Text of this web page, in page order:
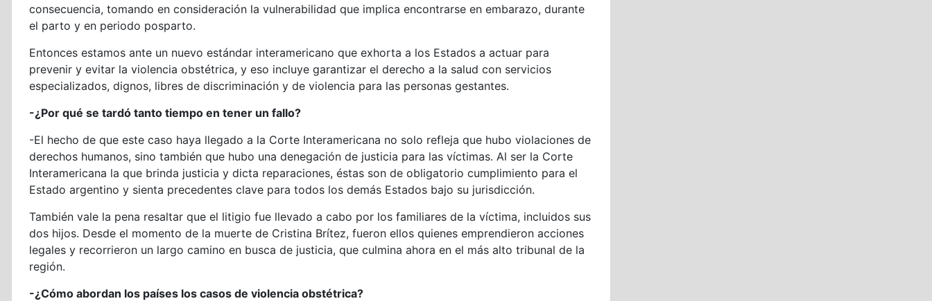
consecuencia, tomando en consideración la vulnerabilidad que implica encontrarse en embarazo, durante
el parto y en periodo posparto.
Entonces estamos ante un nuevo estándar interamericano que exhorta a los Estados a actuar para
prevenir y evitar la violencia obstétrica, y eso incluye garantizar el derecho a la salud con servicios
especializados, dignos, libres de discriminación y de violencia para las personas gestantes.
-¿Por qué se tardó tanto tiempo en tener un fallo?
-El hecho de que este caso haya llegado a la Corte Interamericana no solo refleja que hubo violaciones de
derechos humanos, sino también que hubo una denegación de justicia para las víctimas. Al ser la Corte
Interamericana la que brinda justicia y dicta reparaciones, éstas son de obligatorio cumplimiento para el
Estado argentino y sienta precedentes clave para todos los demás Estados bajo su jurisdicción.
También vale la pena resaltar que el litigio fue llevado a cabo por los familiares de la víctima, incluidos sus
dos hijos. Desde el momento de la muerte de Cristina Brítez, fueron ellos quienes emprendieron acciones
legales y recorrieron un largo camino en busca de justicia, que culmina ahora en el más alto tribunal de la
región.
-¿Cómo abordan los países los casos de violencia obstétrica?